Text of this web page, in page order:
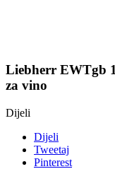
Liebherr EWTgb
za vino
Dijeli
Dijeli
Tweetaj
Pinterest